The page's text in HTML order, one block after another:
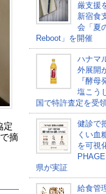
定
で摘
厳支援
新宿食
会「夏
Reboot」を開催
ハナマ
外展開
『酵母
塩こう
国で特許査定を受
健診で
くい血
を可視
県が実証
給食管